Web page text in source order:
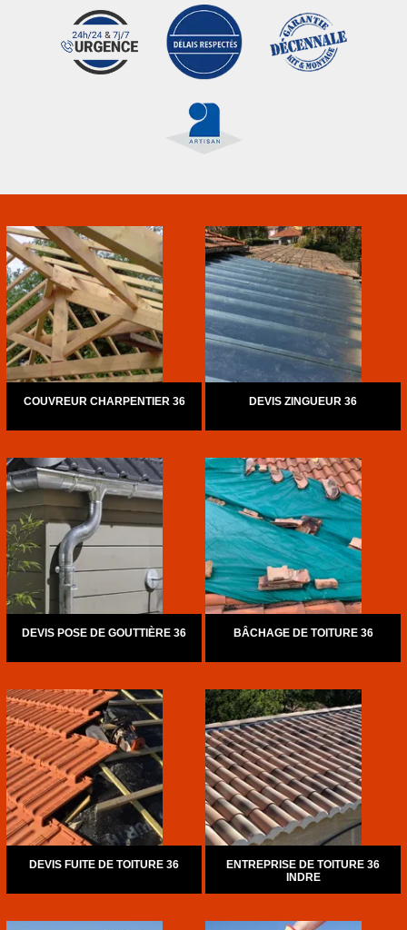
COUVREUR CHARPENTIER 36 DEVIS ZINGUEUR 36
DEVIS POSE DE GOUTTIÈRE 36 BÂCHAGE DE TOITURE 36
DEVIS FUITE DE TOITURE 36
ENTREPRISE DE TOITURE 36
INDRE